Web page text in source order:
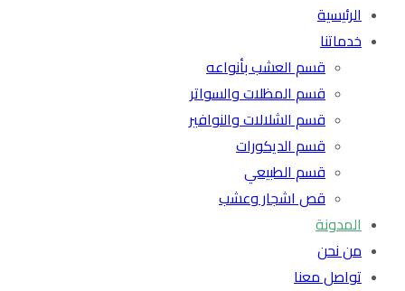
الرئيسية
خدماتنا
قسم العشب بأنواعه
قسم المظلات والسواتر
قسم الشلالات والنوافير
قسم الديكورات
قسم الطبيعي
قص اشجار وعشب
المدونة
من نحن
تواصل معنا